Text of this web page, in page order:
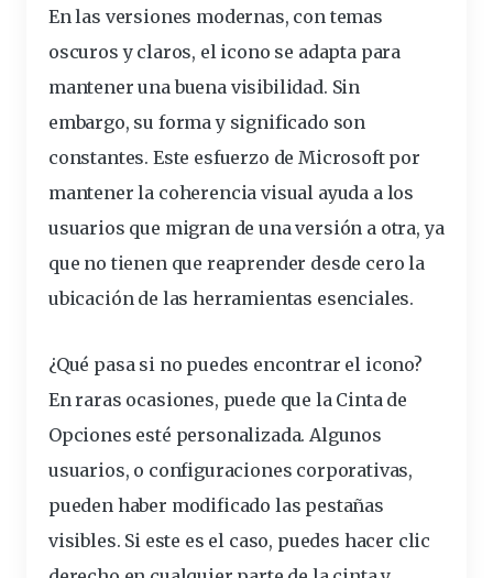
En las versiones modernas, con temas
oscuros y claros, el icono se adapta para
mantener una buena visibilidad. Sin
embargo, su forma y significado son
constantes. Este esfuerzo de Microsoft por
mantener la coherencia visual ayuda a los
usuarios que migran de una versión a otra, ya
que no tienen que reaprender desde cero la
ubicación de las herramientas esenciales.
¿Qué pasa si no puedes encontrar el icono?
En raras ocasiones, puede que la Cinta de
Opciones esté personalizada. Algunos
usuarios, o configuraciones corporativas,
pueden haber modificado las pestañas
visibles. Si este es el caso, puedes hacer clic